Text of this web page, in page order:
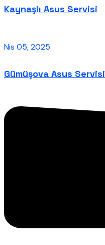
Kaynaşlı Asus Servisi
Nis 05, 2025
Gümüşova Asus Servisi